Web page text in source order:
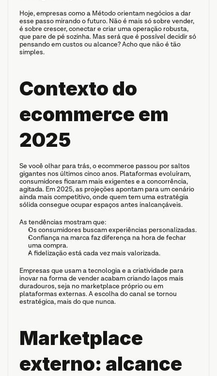
Hoje, empresas como a Método orientam negócios a dar
esse passo mirando o futuro. Não é mais só sobre vender,
é sobre crescer, conectar e criar uma operação robusta,
que pare de pé sozinha. Mas será que é possível decidir só
pensando em custos ou alcance? Acho que não é tão
simples.
Contexto do
ecommerce em
2025
Se você olhar para trás, o ecommerce passou por saltos
gigantes nos últimos cinco anos. Plataformas evoluíram,
consumidores ficaram mais exigentes e a concorrência,
agitada. Em 2025, as projeções apontam para um cenário
ainda mais competitivo, onde quem tem uma estratégia
sólida consegue ocupar espaços antes inalcançáveis.
As tendências mostram que:
Os consumidores buscam experiências personalizadas.
Confiança na marca faz diferença na hora de fechar
uma compra.
A fidelização está cada vez mais valorizada.
Empresas que usam a tecnologia e a criatividade para
inovar na forma de vender acabam criando laços mais
duradouros, seja no marketplace próprio ou em
plataformas externas. A escolha do canal se tornou
estratégica, mais do que nunca.
Marketplace
externo: alcance